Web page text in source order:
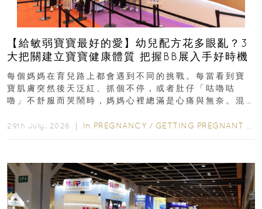
【給敏弱寶寶最好的愛】幼兒配方花多眼亂？3
大把關建立寶寶健康體質 把握BB展入手好時機
每個媽媽在育兒路上都會遇到不同的挑戰。每當看到寶
寶肌膚突然後天泛紅、抓個不停，或者肚仔「咕嚕咕
嚕」不舒服而哭鬧時，媽媽心裡總滿是心痛與無奈。混
29th July, 2026 ｜ In PREGNANCY / GETTING PREGNANT